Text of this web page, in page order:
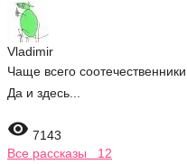
Vladimir
Чаще всего
Да и здесь...
 7143
Все рассказы 12